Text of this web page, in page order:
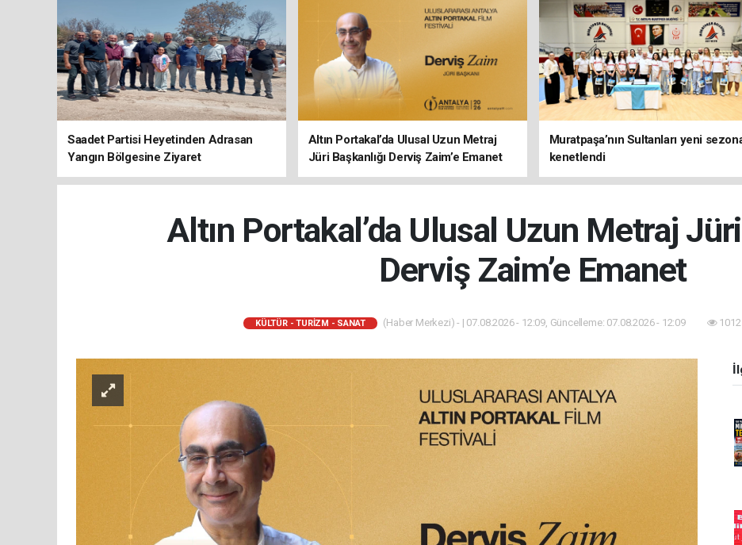
Saadet Partisi Heyetinden Adrasan
Yangın Bölgesine Ziyaret
Altın Portakal’da Ulusal Uzun Metraj
Jüri Başkanlığı Derviş Zaim’e Emanet
Muratpaşa’nın Sultanları yeni
kenetlendi
Altın Portakal’da Ulusal Uzun Metraj Jüri
Derviş Zaim’e Emanet
KÜLTÜR - TURİZM - SANAT (Haber Merkezi) - | 07.08.2026 - 12:09, Güncelleme: 07.08.2026 - 12:09